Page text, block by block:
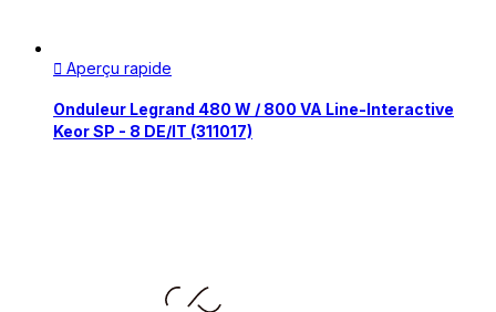
 Aperçu rapide
Onduleur Legrand 480 W / 800 VA Line-Interactive
Keor SP - 8 DE/IT (311017)